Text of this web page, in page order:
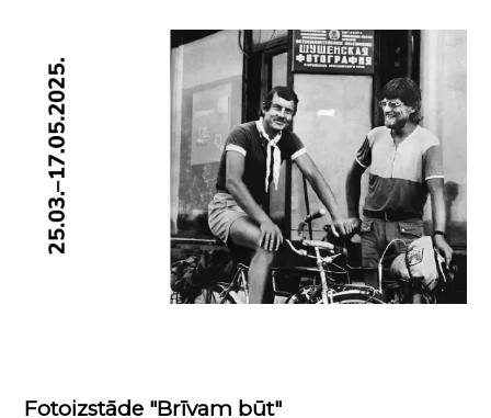
Fotoizstāde "Brīvam būt"